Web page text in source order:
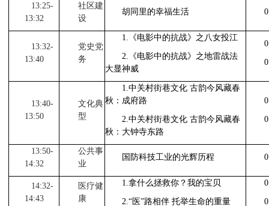
13:25-
13:32
社区建
设
胡同里的幸福生活
13:32-
13:40
党史党
务
1. 《电影中的抗战》之八女投江
2.
《电影中的抗战》之地雷战法
大显神威
13:40-
13:50
文化典
型
1. 中关村街巷文化 古韵今风藏春
秋：成府路
2. 中关村街巷文化 古韵今风藏春
秋：大钟寺东路
13:50-
14:32
公共事
业
国防科技工业的光辉历程
14:32-
14:43
医疗健
康
1. 拿什么拯救你？我的宝贝
2. “医”路相伴 托举生命的重量